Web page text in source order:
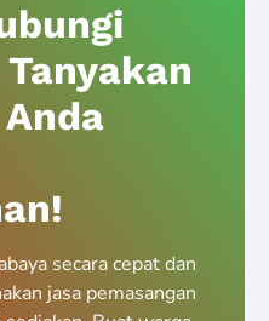
secara cepat dan
jasa pemasangan